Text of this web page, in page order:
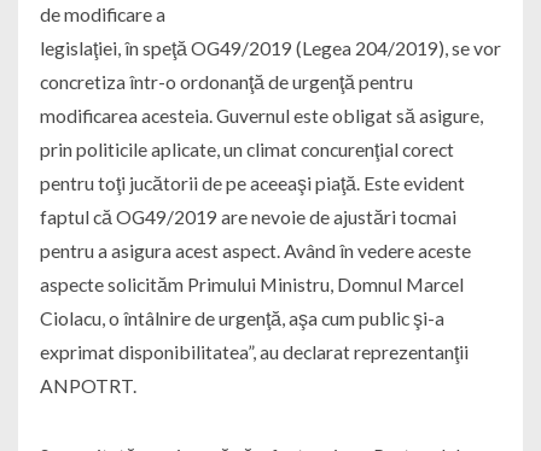
de modificare a
legislaţiei, în speţă OG49/2019 (Legea 204/2019), se vor
concretiza într-o ordonanţă de urgenţă pentru
modificarea acesteia. Guvernul este obligat să asigure,
prin politicile aplicate, un climat concurenţial corect
pentru toţi jucătorii de pe aceeaşi piaţă. Este evident
faptul că OG49/2019 are nevoie de ajustări tocmai
pentru a asigura acest aspect. Având în vedere aceste
aspecte solicităm Primului Ministru, Domnul Marcel
Ciolacu, o întâlnire de urgenţă, aşa cum public şi-a
exprimat disponibilitatea”, au declarat reprezentanţii
ANPOTRT.